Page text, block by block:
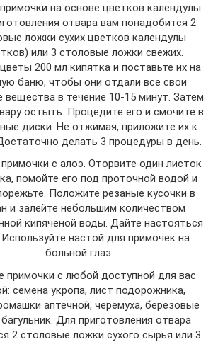
на основе цветков календулы.
отвара вам понадобится 2
ложки сухих цветков календулы
или 3 столовые ложки свежих.
200 мл кипятка и поставьте их на
баню, чтобы они отдали все свои
вещества в течение 10-15 минут. Затем
остыть. Процедите его и смочите в
диски. Не отжимая, приложите их к
делать 3 процедуры в день.
с алоэ. Оторвите один листок
помойте его под проточной водой и
Положите резаные кусочки в
и залейте небольшим количеством
кипяченой воды. Дайте настояться
Используйте настой для примочек на
больной глаз.
примочки с любой доступной для вас
семена укропа, лист подорожника,
аптечной, черемуха, березовые
Для приготовления отвара
2 столовые ложки сухого сырья или 3